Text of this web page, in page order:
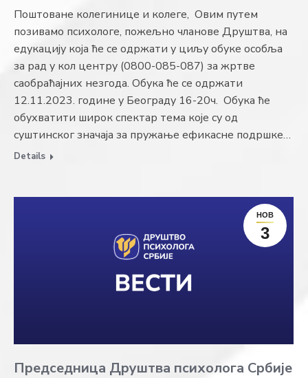
Поштоване колегинице и колеге, Овим путем
позивамо психологе, пожељно чланове Друштва, на
едукацију која ће се одржати у циљу обуке особља
за рад у кол центру (0800-085-087) за жртве
саобраћајних незгода. Обука ће се одржати
12.11.2023. године у Београду 16-20ч. Обука ће
обухватити широк спектар тема које су од
суштинског значаја за пружање ефикасне подршке…
Details
НОВ
3
Председница Друштва психолога Србије